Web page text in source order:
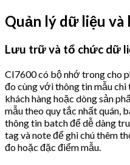
Quản lý dữ liệu và
Lưu trữ và tổ chức dữ
CI7600 có bộ nhớ trong cho
đo cùng với thông tin mẫu
khách hàng hoặc dòng sản
mẫu theo quy tắc nhất quán,
thông tin batch để dễ dàng
tag và note để ghi chú thêm
đo hoặc đặc điểm mẫu.